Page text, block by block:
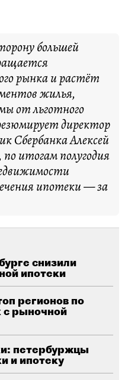
большей
рынка и растёт
жилья,
от льготного
директор
Сбербанка Алексей
итогам полугодия
ипотеки — за
снизили
ипотеки
регионов по
с рыночной
петербуржцы
и ипотеку